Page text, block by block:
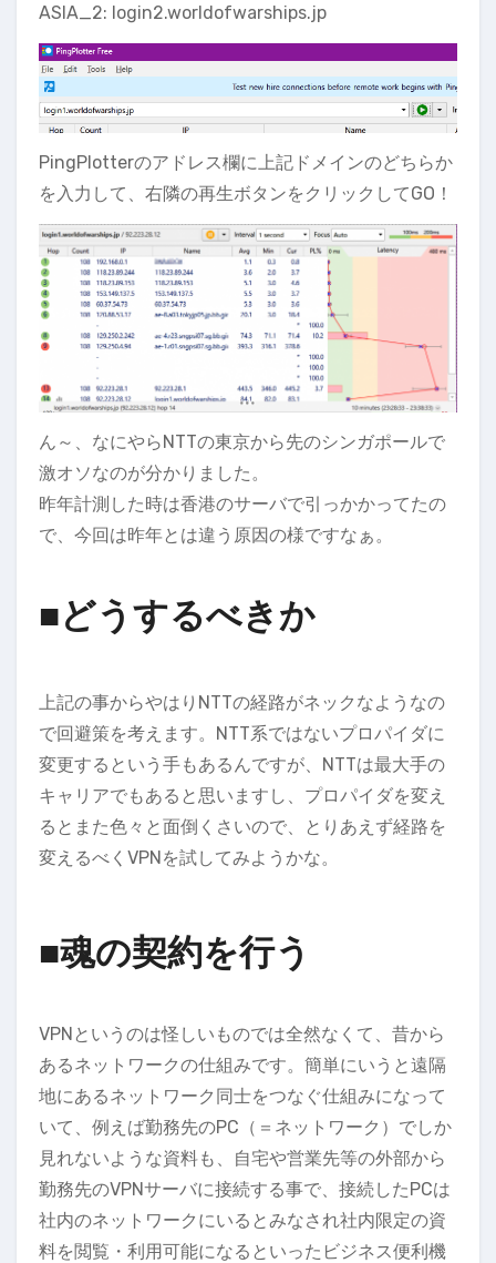
ASIA_2: login2.worldofwarships.jp
PingPlotterのアドレス欄に上記ドメインのどちらか
を入力して、右隣の再生ボタンをクリックしてGO！
ん～、なにやらNTTの東京から先のシンガポールで
激オソなのが分かりました。
昨年計測した時は香港のサーバで引っかかってたの
で、今回は昨年とは違う原因の様ですなぁ。
■どうするべきか
上記の事からやはりNTTの経路がネックなようなの
で回避策を考えます。NTT系ではないプロパイダに
変更するという手もあるんですが、NTTは最大手の
キャリアでもあると思いますし、プロパイダを変え
るとまた色々と面倒くさいので、とりあえず経路を
変えるべくVPNを試してみようかな。
■魂の契約を行う
VPNというのは怪しいものでは全然なくて、昔から
あるネットワークの仕組みです。簡単にいうと遠隔
地にあるネットワーク同士をつなぐ仕組みになって
いて、例えば勤務先のPC（＝ネットワーク）でしか
見れないような資料も、自宅や営業先等の外部から
勤務先のVPNサーバに接続する事で、接続したPCは
社内のネットワークにいるとみなされ社内限定の資
料を閲覧・利用可能になるといったビジネス便利機